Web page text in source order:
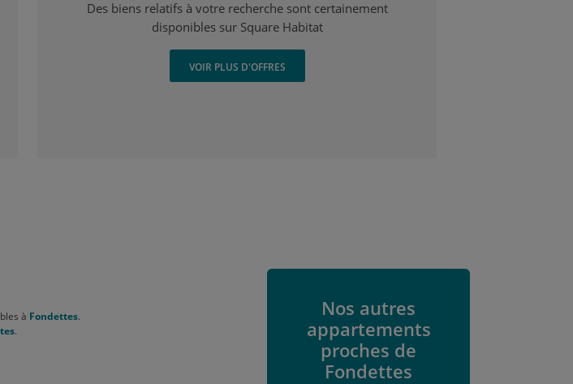
Des biens relatifs à votre recherche sont certainement
disponibles sur Square Habitat
VOIR PLUS D'OFFRES
à Fondettes.
.
Nos autres
appartements
proches de
Fondettes